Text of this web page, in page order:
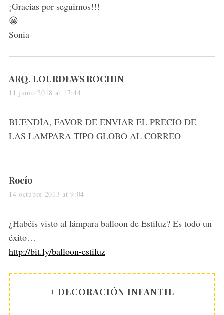
¡Gracias por seguirnos!!!
😀
Sonia
s
a
s
:
ARQ. LOURDEWS ROCHIN
11 junio 2018 at 17:44
BUENDÍA, FAVOR DE ENVIAR EL PRECIO DE
LAS LAMPARA TIPO GLOBO AL CORREO
s
a
s
:
Rocío
14 octubre 2013 at 9:04
¿Habéis visto al lámpara balloon de Estiluz? Es todo un
éxito…
http://bit.ly/balloon-estiluz
+ DECORACIÓN INFANTIL